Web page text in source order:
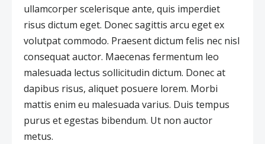
ullamcorper scelerisque ante, quis imperdiet
risus dictum eget. Donec sagittis arcu eget ex
volutpat commodo. Praesent dictum felis nec nisl
consequat auctor. Maecenas fermentum leo
malesuada lectus sollicitudin dictum. Donec at
dapibus risus, aliquet posuere lorem. Morbi
mattis enim eu malesuada varius. Duis tempus
purus et egestas bibendum. Ut non auctor
metus.